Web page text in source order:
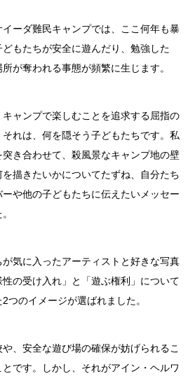
ーダ難民キャンプでは、ここ何年も暴
もたちが安全に遊んだり、勉強した
が奪われる事態が頻繁に生じます。
ャンプで楽しむことを追求する屈指の
れは、何を隠そう子どもたちです。私
き合わせて、殺風景なキャンプ地の壁
描きたいかについてたずね、自分たち
や他の子どもたちに伝えたいメッセー
気に入ったアーティストと好きな写真
の受け入れ」と「遊ぶ権利」について
2つのイメージが選ばれました。
、安全な遊び場の確保が妨げられるこ
です。しかし、それがアイン・ヘルワ